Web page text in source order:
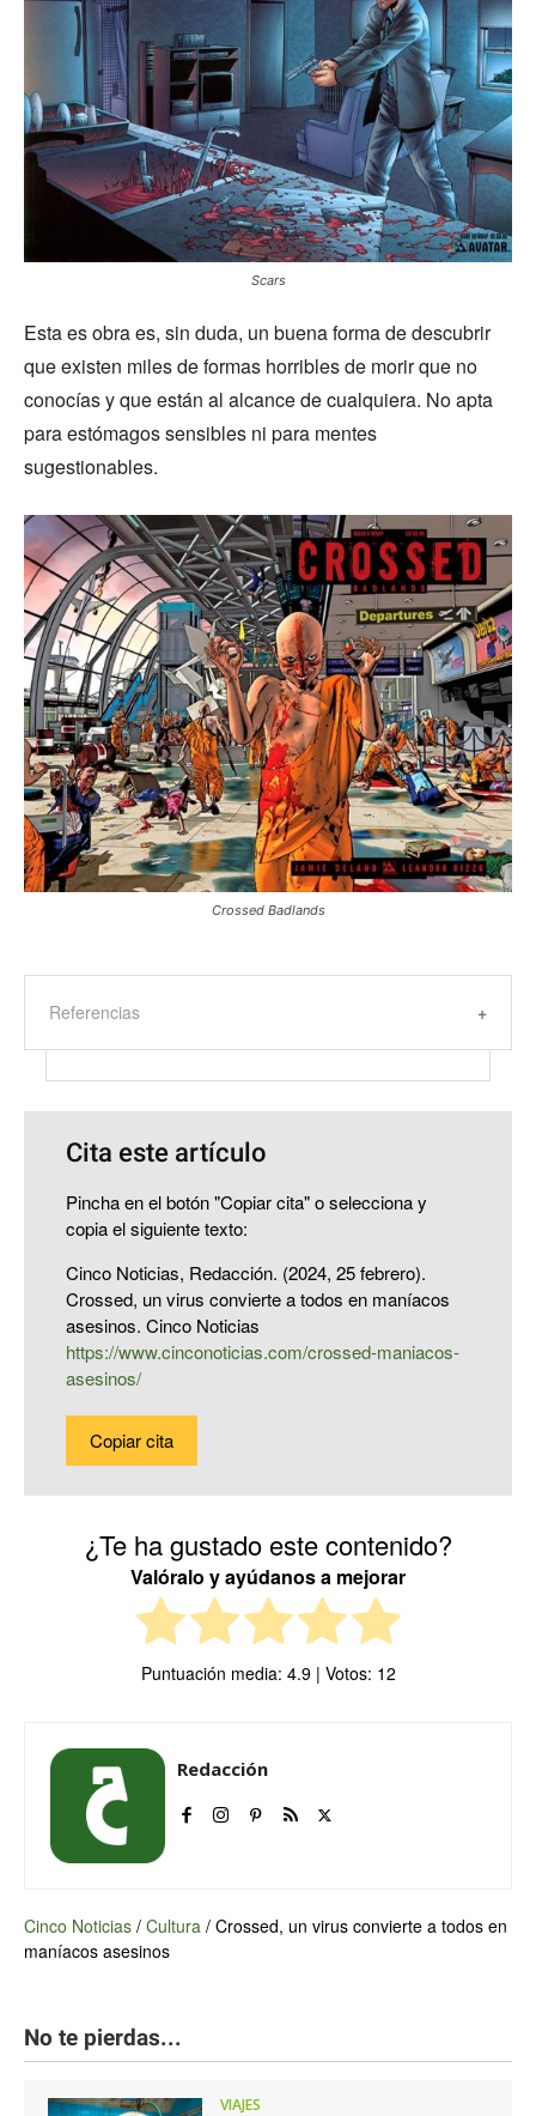
Scars
Esta es obra es, sin duda, un buena forma de descubrir
que existen miles de formas horribles de morir que no
conocías y que están al alcance de cualquiera. No apta
para estómagos sensibles ni para mentes
sugestionables.
Crossed Badlands
Referencias
Cita este artículo
Pincha en el botón "Copiar cita" o selecciona y
copia el siguiente texto:
Cinco Noticias, Redacción. (2024, 25 febrero).
Crossed, un virus convierte a todos en maníacos
asesinos. Cinco Noticias
https://www.cinconoticias.com/crossed-maniacos-
asesinos/
Copiar cita
¿Te ha gustado este contenido?
Valóralo y ayúdanos a mejorar
Puntuación media: 4.9| Votos: 12
Redacción
Cinco Noticias / Cultura / Crossed, un virus convierte a todos en
maníacos asesinos
No te pierdas...
VIAJES